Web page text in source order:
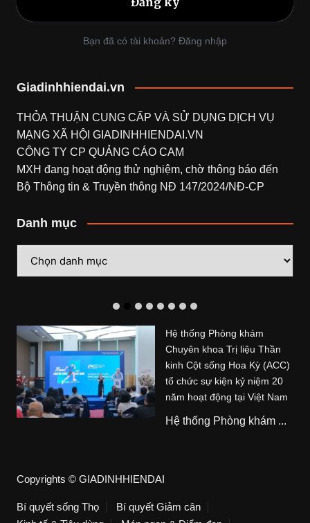
Bạn đã có tài khoản? Đăng nhập
Giadinhhiendai.vn
THỎA THUẬN CUNG CẤP VÀ SỬ DỤNG DỊCH VỤ
MẠNG XÃ HỘI GIADINHHIENDAI.VN
CÔNG TY CP QUẢNG CÁO CAM
MXH đang hoạt động thử nghiệm, chờ thông báo đến
Bộ Thông tin & Truyền thông NĐ 147/2024/NĐ-CP
Danh mục
mục
Hệ thống Phòng khám
Chuyên khoa Trị liệu Thần
kinh Cột sống Hoa Kỳ (ACC)
tổ chức sự kiện kỷ niệm 20
năm hoạt động tại Việt Nam
Hệ thống Phòng khám ...
Copyrights © GIADINHHIENDAI
Bí quyết sống Thọ
Bí quyết Giảm cân